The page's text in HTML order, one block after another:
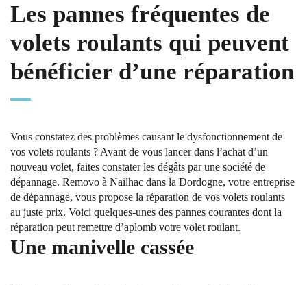
Les pannes fréquentes de
volets roulants qui peuvent
bénéficier d’une réparation
Vous constatez des problèmes causant le dysfonctionnement de
vos volets roulants ? Avant de vous lancer dans l’achat d’un
nouveau volet, faites constater les dégâts par une société de
dépannage. Removo à Nailhac dans la Dordogne, votre entreprise
de dépannage, vous propose la réparation de vos volets roulants
au juste prix. Voici quelques-unes des pannes courantes dont la
réparation peut remettre d’aplomb votre volet roulant.
Une manivelle cassée